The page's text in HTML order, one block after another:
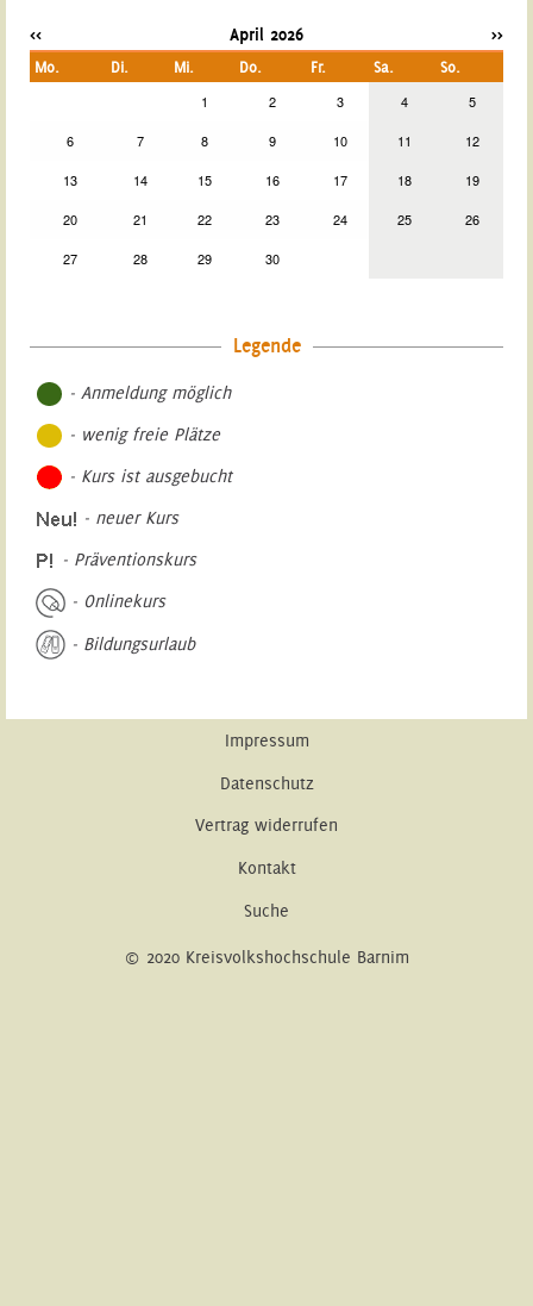
<< April 2026 >>
Mo. Di. Mi. Do. Fr. Sa. So.
1 2 3 4 5
6 7 8 9 10 11 12
13 14 15 16 17 18 19
20 21 22 23 24 25 26
27 28 29 30
Legende
- Anmeldung möglich
- wenig freie Plätze
- Kurs ist ausgebucht
- neuer Kurs
- Präventionskurs
- Onlinekurs
- Bildungsurlaub
Impressum
Datenschutz
Vertrag widerrufen
Kontakt
Suche
© 2020 Kreisvolkshochschule Barnim